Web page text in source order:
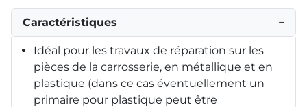
Caractéristiques −
Idéal pour les travaux de réparation sur les
pièces de la carrosserie, en métallique et en
plastique (dans ce cas éventuellement un
primaire pour plastique peut être